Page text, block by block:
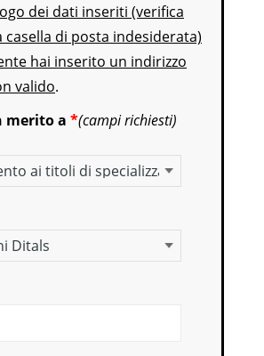
dei dati inseriti (verifica
casella di posta indesiderata)
hai inserito un indirizzo
valido.
merito a *(campi richiesti)